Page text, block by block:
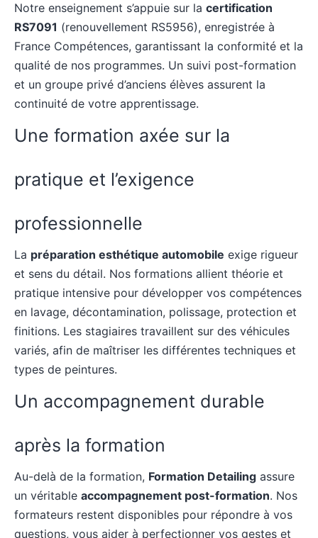
Notre enseignement s’appuie sur la certification
RS7091 (renouvellement RS5956), enregistrée à
France Compétences, garantissant la conformité et la
qualité de nos programmes. Un suivi post-formation
et un groupe privé d’anciens élèves assurent la
continuité de votre apprentissage.
Une formation axée sur la
pratique et l’exigence
professionnelle
La préparation esthétique automobile exige rigueur
et sens du détail. Nos formations allient théorie et
pratique intensive pour développer vos compétences
en lavage, décontamination, polissage, protection et
finitions. Les stagiaires travaillent sur des véhicules
variés, afin de maîtriser les différentes techniques et
types de peintures.
Un accompagnement durable
après la formation
Au-delà de la formation, Formation Detailing assure
un véritable accompagnement post-formation. Nos
formateurs restent disponibles pour répondre à vos
questions, vous aider à perfectionner vos gestes et